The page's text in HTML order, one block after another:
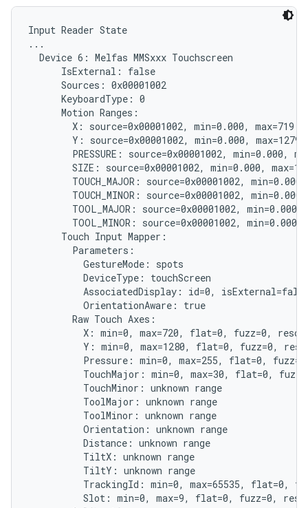
Input Reader State
...
  Device 6: Melfas MMSxxx Touchscreen
      IsExternal: false
      Sources: 0x00001002
      KeyboardType: 0
      Motion Ranges:
X: source=0x00001002, min=0.000,
Y: source=0x00001002, min=0.000,
PRESSURE: source=0x00001002, min=0.000,
SIZE: source=0x00001002, min=0.000,
TOUCH_MAJOR: source=0x00001002,
TOUCH_MINOR: source=0x00001002,
TOOL_MAJOR: source=0x00001002, min=0.000,
TOOL_MINOR: source=0x00001002, min=0.000,
      Touch Input Mapper:
        Parameters:
          GestureMode: spots
          DeviceType: touchScreen
AssociatedDisplay: id=0,
          OrientationAware: true
        Raw Touch Axes:
X: min=0, max=720, flat=0, fuzz=0,
Y: min=0, max=1280, flat=0, fuzz=0,
Pressure: min=0, max=255, flat=0,
TouchMajor: min=0, max=30, flat=0,
          TouchMinor: unknown range
          ToolMajor: unknown range
          ToolMinor: unknown range
          Orientation: unknown range
          Distance: unknown range
          TiltX: unknown range
          TiltY: unknown range
TrackingId: min=0, max=65535, flat=0,
Slot: min=0, max=9, flat=0, fuzz=0,